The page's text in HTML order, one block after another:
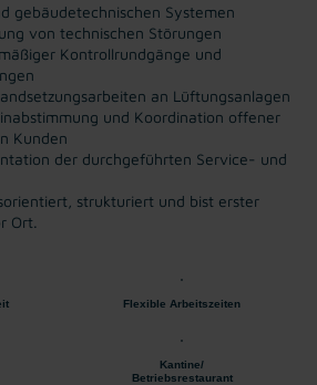
gebäudetechnischen Systemen
von technischen Störungen
Kontrollrundgänge und
an Lüftungsanlagen
und Koordination offener
Kunden
der durchgeführten Service- und
strukturiert und bist erster
Ort.
Flexible Arbeitszeiten
Kantine/
Betriebsrestaurant